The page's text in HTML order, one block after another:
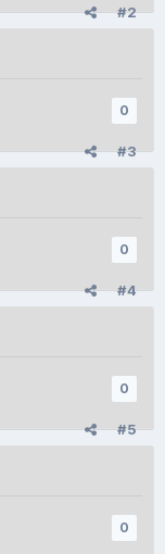
#2
0
#3
0
#4
0
#5
0